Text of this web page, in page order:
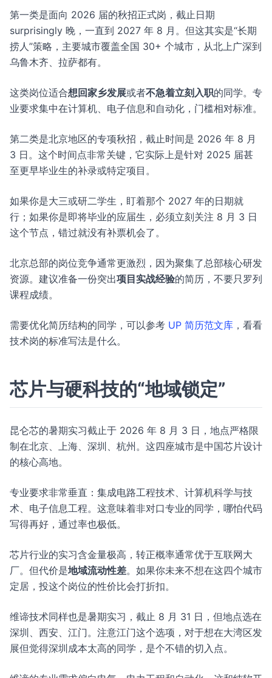
第一类是面向 2026 届的秋招正式岗，截止日期
surprisingly 晚，一直到 2027 年 8 月。但这其实是“长期
捞人”策略，主要城市覆盖全国 30+ 个城市，从北上广深到
乌鲁木齐、拉萨都有。
这类岗位适合想回家乡发展或者不急着立刻入职的同学。专
业要求集中在计算机、电子信息和自动化，门槛相对标准。
第二类是北京地区的专项秋招，截止时间是 2026 年 8 月
3 日。这个时间点非常关键，它实际上是针对 2025 届甚
至更早毕业生的补录或特定项目。
如果你是大三或研二学生，盯着那个 2027 年的日期就
行；如果你是即将毕业的应届生，必须立刻关注 8 月 3 日
这个节点，错过就没有补票机会了。
北京总部的岗位竞争通常更激烈，因为聚集了总部核心研发
资源。建议准备一份突出项目实战经验的简历，不要只罗列
课程成绩。
需要优化简历结构的同学，可以参考 UP 简历范文库 ，看看
技术岗的标准写法是什么。
芯片与硬科技的“地域锁定”
昆仑芯的暑期实习截止于 2026 年 8 月 3 日，地点严格限
制在北京、上海、深圳、杭州。这四座城市是中国芯片设计
的核心高地。
专业要求非常垂直：集成电路工程技术、计算机科学与技
术、电子信息工程。这意味着非对口专业的同学，哪怕代码
写得再好，通过率也极低。
芯片行业的实习含金量极高，转正概率通常优于互联网大
厂。但代价是地域流动性差。如果你未来不想在这四个城市
定居，投这个岗位的性价比会打折扣。
维谛技术同样也是暑期实习，截止 8 月 31 日，但地点选在
深圳、西安、江门。注意江门这个选项，对于想在大湾区发
展但觉得深圳成本太高的同学，是个不错的切入点。